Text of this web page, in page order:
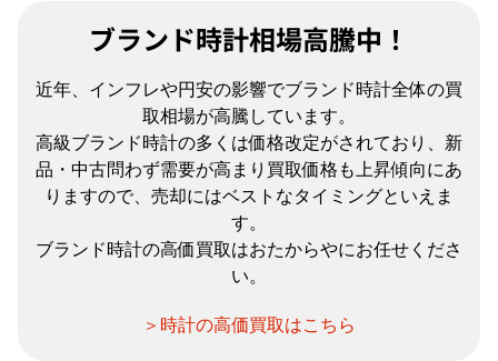
ブランド時計相場高騰中！
近年、インフレや円安の影響でブランド時計全体の買
取相場が高騰しています。
高級ブランド時計の多くは価格改定がされており、新
品・中古問わず需要が高まり買取価格も上昇傾向にあ
りますので、売却にはベストなタイミングといえま
す。
ブランド時計の高価買取はおたからやにお任せくださ
い。
＞時計の高価買取はこちら